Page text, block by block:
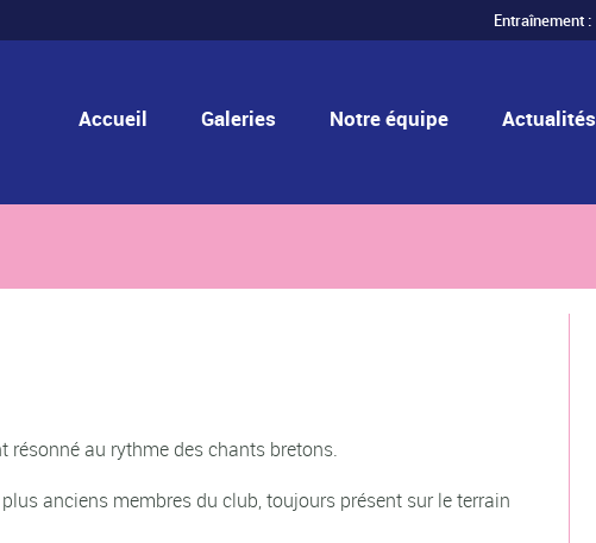
Entraînement :
Accueil Galeries Notre équipe Actualités
résonné au rythme des chants bretons.
anciens membres du club, toujours présent sur le terrain